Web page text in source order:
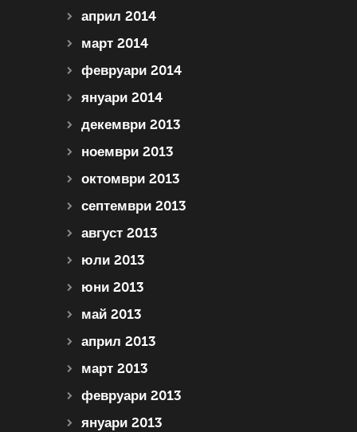
април 2014
март 2014
февруари 2014
януари 2014
декември 2013
ноември 2013
октомври 2013
септември 2013
август 2013
юли 2013
юни 2013
май 2013
април 2013
март 2013
февруари 2013
януари 2013